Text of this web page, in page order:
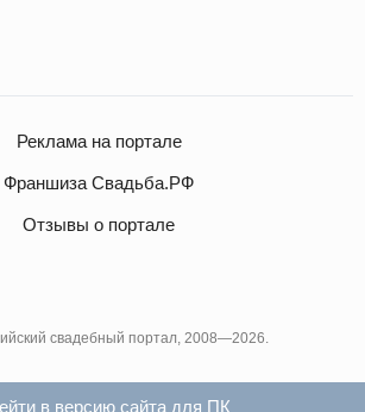
Реклама на портале
Франшиза Свадьба.РФ
Отзывы о портале
свадебный портал, 2008—2026.
в версию сайта для ПК